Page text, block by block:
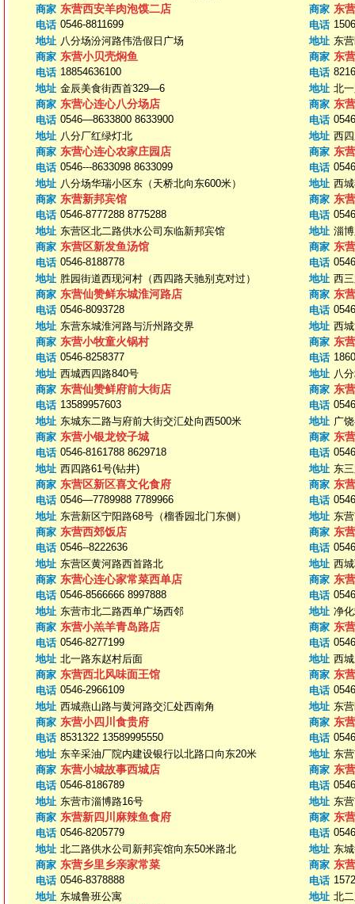
商家 东营西安羊肉泡馍二店
电话 0546-8811699
地址 八分场汾河路伟浩假日广场
商家 东
电话
地址 东
商家 东营小贝壳焖鱼
电话 18854636100
地址 金辰美食街西首329—6
商家 东
电话
地址 北
商家 东营心连心八分场店
电话 0546—8633800 8633900
地址 八分厂红绿灯北
商家 东
电话
地址 西
商家 东营心连心农家庄园店
电话 0546---8633098 8633099
地址 八分场华瑞小区东（天桥北向东600米）
商家 东
电话
地址 西
商家 东营新邦宾馆
电话 0546-8777288 8775288
地址 东营区北二路供水公司东临新邦宾馆
商家 东
电话
地址 淄
商家 东营区新发鱼汤馆
电话 0546-8188778
地址 胜园街道西现河村（西四路天驰别克对过）
商家 东
电话
地址 西
商家 东营仙赞鲜东城淮河路店
电话 0546-8093728
地址 东营东城淮河路与沂州路交界
商家 东
电话
地址 西
商家 东营小牧童火锅村
电话 0546-8258377
地址 西城西四路840号
商家 东
电话
地址 八
商家 东营仙赞鲜府前大街店
电话 13589957603
地址 东城东二路与府前大街交汇处向西500米
商家 东
电话
地址 广
商家 东营小银龙饺子城
电话 0546-8161788 8629718
地址 西四路61号(钻井)
商家 东
电话
地址 东
商家 东营区新区喜文化食府
电话 0546—7789988 7789966
地址 东营新区宁阳路68号（榴香园北门东侧）
商家 东
电话
地址 东
商家 东营西郊饭店
电话 0546--8222636
地址 东营区黄河路西首路北
商家 东
电话
地址 西
商家 东营心连心家常菜西单店
电话 0546-8566666 8997888
地址 东营市北二路西单广场西邻
商家 东
电话
地址 净
商家 东营小羔羊青岛路店
电话 0546-8277199
地址 北一路东赵村后面
商家 东
电话
地址 西
商家 东营西北风味面王馆
电话 0546-2966109
地址 西城燕山路与黄河路交汇处西南角
商家 东
电话
地址 东
商家 东营小四川食贵府
电话 8531322 13589995550
地址 东辛采油厂院内建设银行以北路口向东20米
商家 东
电话
地址 东
商家 东营小城故事西城店
电话 0546-8186789
地址 东营市淄博路16号
商家 东
电话
地址 东
商家 东营新四川麻辣鱼食府
电话 0546-8205779
地址 北二路供水公司新邦宾馆向东50米路北
商家 东
电话
地址 东
商家 东营乡里乡亲家常菜
电话 0546-8378888
地址 东城鲁班公寓
商家 东
电话
地址 北